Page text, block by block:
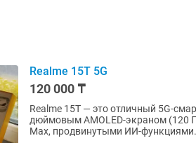
Realme 15T 5G
120 000 ₸
Realme 15T — это отличный 5G-
дюймовым AMOLED-экраном (120
Max, продвинутыми ИИ-